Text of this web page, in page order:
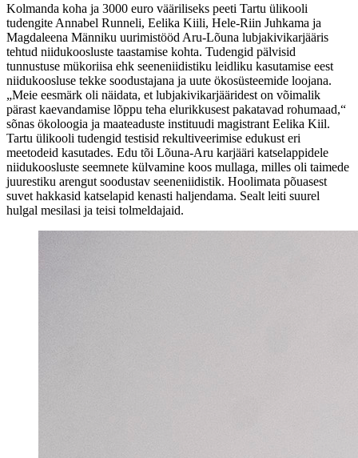
Kolmanda koha ja 3000 euro vääriliseks peeti Tartu ülikooli
tudengite Annabel Runneli, Eelika Kiili, Hele-Riin Juhkama ja
Magdaleena Männiku uurimistööd Aru-Lõuna lubjakivikarjääris
tehtud niidukoosluste taastamise kohta. Tudengid pälvisid
tunnustuse mükoriisa ehk seeneniidistiku leidliku kasutamise eest
niidukoosluse tekke soodustajana ja uute ökosüsteemide loojana.
„Meie eesmärk oli näidata, et lubjakivikarjääridest on võimalik
pärast kaevandamise lõppu teha elurikkusest pakatavad rohumaad,“
sõnas ökoloogia ja maateaduste instituudi magistrant Eelika Kiil.
Tartu ülikooli tudengid testisid rekultiveerimise edukust eri
meetodeid kasutades. Edu tõi Lõuna-Aru karjääri katselappidele
niidukoosluste seemnete külvamine koos mullaga, milles oli taimede
juurestiku arengut soodustav seeneniidistik. Hoolimata põuasest
suvet hakkasid katselapid kenasti haljendama. Sealt leiti suurel
hulgal mesilasi ja teisi tolmeldajaid.